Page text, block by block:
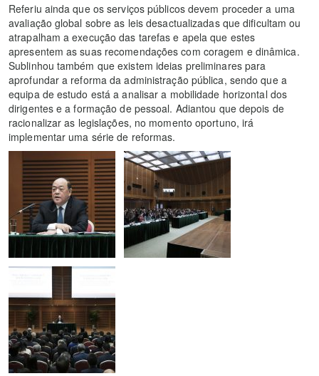
Referiu ainda que os serviços públicos devem proceder a uma
avaliação global sobre as leis desactualizadas que dificultam ou
atrapalham a execução das tarefas e apela que estes
apresentem as suas recomendações com coragem e dinâmica.
Sublinhou também que existem ideias preliminares para
aprofundar a reforma da administração pública, sendo que a
equipa de estudo está a analisar a mobilidade horizontal dos
dirigentes e a formação de pessoal. Adiantou que depois de
racionalizar as legislações, no momento oportuno, irá
implementar uma série de reformas.